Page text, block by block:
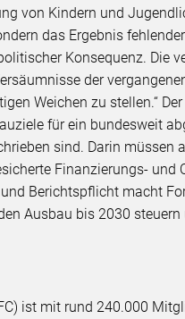
von Kindern und
das Ergebnis
Konsequenz. Die
der
Weichen zu stellen.“
für ein bundesweit
sind. Darin müssen
Finanzierungs- und
Berichtspflicht macht
Ausbau bis 2030
ist mit rund 240.000